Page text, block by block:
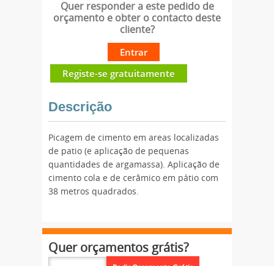
Quer responder a este pedido de
orçamento e obter o contacto deste
cliente?
Entrar
Registe-se gratuitamente
Descrição
Picagem de cimento em areas localizadas
de patio (e aplicação de pequenas
quantidades de argamassa). Aplicação de
cimento cola e de cerâmico em pátio com
38 metros quadrados.
Quer orçamentos grátis?